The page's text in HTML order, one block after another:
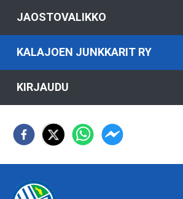
JAOSTOVALIKKO
KALAJOEN JUNKKARIT RY
KIRJAUDU